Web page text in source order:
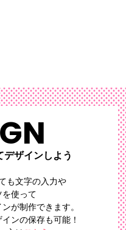
デザインしよう
も文字の入力や
使って
ンが制作できます。
ンの保存も可能！